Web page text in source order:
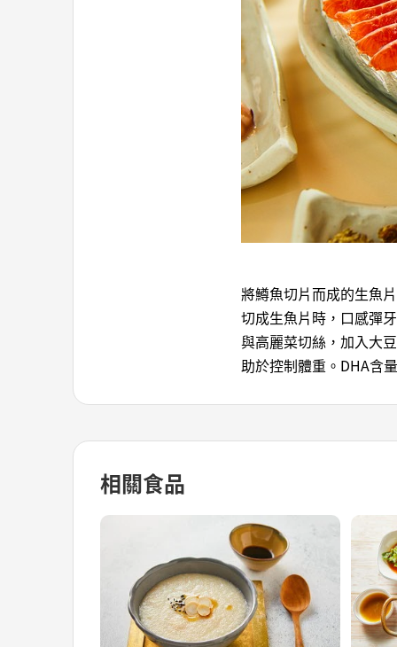
將鱒魚切片而成的生魚
切成生魚片時，口感彈
與高麗菜切絲，加入大
助於控制體重。DHA含
相關食品